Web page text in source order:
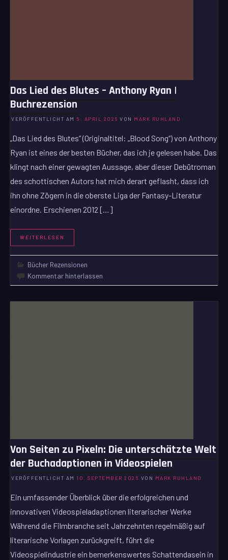
Das Lied des Blutes – Anthony Ryan |
Buchrezension
VERÖFFENTLICHT AM 5. APRIL 2026 VON MARK RUHLAND
„Das Lied des Blutes“ (Originaltitel: „Blood Song“) von Anthony
Ryan ist eines der besten Bücher, das ich je gelesen habe. Das
klingt nach einer gewagten Aussage, aber dieser Debütroman
des schottischen Autors hat mich derart geflasht, dass ich
ihn ohne Zögern in die oberste Liga der Fantasy-Literatur
einordne. Erschienen 2012 […]
WEITERLESEN
Bücher Rezensionen
Kommentar hinterlassen
Von Seiten zu Pixeln: Die unterschätzte Welt
der Buchadaptionen in Videospielen
VERÖFFENTLICHT AM 10. SEPTEMBER 2025 VON MARK RUHLAND
Ein umfassender Überblick über die erfolgreichen und
innovativen Videospieladaptionen literarischer Werke
Während die Filmbranche seit Jahrzehnten regelmäßig auf
literarische Vorlagen zurückgreift, führt die
Videospielindustrie ein bemerkenswertes Schattendasein in